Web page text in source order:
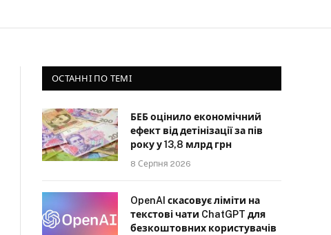
ОСТАННІ ПО ТЕМІ
БЕБ оцінило економічний
ефект від детінізації за пів
року у 13,8 млрд грн
8 Серпня 2026
OpenAI скасовує ліміти на
текстові чати ChatGPT для
безкоштовних користувачів